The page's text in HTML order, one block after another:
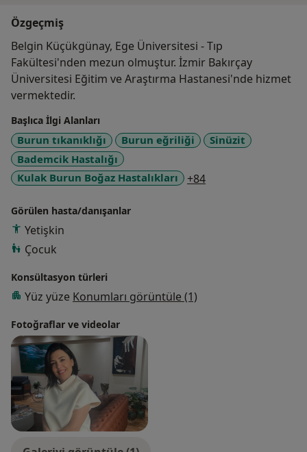
Özgeçmiş
Belgin Küçükgünay, Ege Üniversitesi - Tıp
Fakültesi'nden mezun olmuştur. İzmir Bakırçay
Üniversitesi Eğitim ve Araştırma Hastanesi'nde hizmet
vermektedir.
Başlıca İlgi Alanları
Burun tıkanıklığı Burun eğriliği
Sinüzit
Bademcik Hastalığı
Kulak Burun Boğaz Hastalıkları
+84
Görülen hasta/danışanlar
Yetişkin
Çocuk
Konsültasyon türleri
Yüz yüze Konumları görüntüle (1)
Fotoğraflar ve videolar